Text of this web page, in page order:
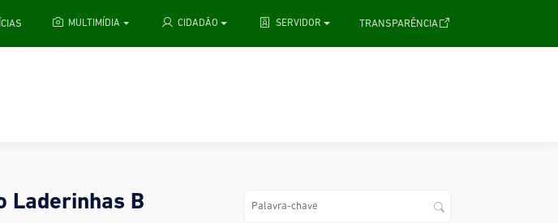
MULTIMÍDIA CIDADÃO SERVIDOR TRANSPARÊNCIA
Laderinhas B